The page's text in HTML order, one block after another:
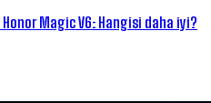
Magic V6: Hangisi daha iyi?